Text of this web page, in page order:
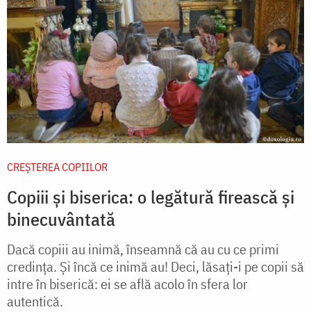
CREŞTEREA COPIILOR
Copiii și biserica: o legătură firească și
binecuvântată
Dacă copiii au inimă, înseamnă că au cu ce primi
credinţa. Şi încă ce inimă au! Deci, lăsaţi-i pe copii să
intre în biserică: ei se află acolo în sfera lor
autentică.